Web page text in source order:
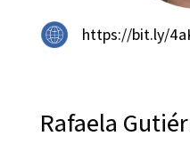
https://bit.ly/
Rafaela